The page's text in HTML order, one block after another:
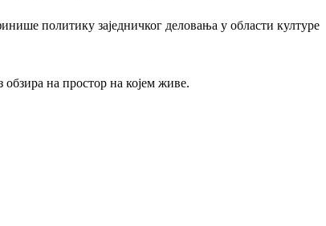
политику заједничког деловања у области културе
на простор на којем живе.